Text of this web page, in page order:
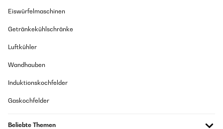
Eiswürfelmaschinen
Getränkekühlschränke
Luftkühler
Wandhauben
Induktionskochfelder
Gaskochfelder
Beliebte Themen